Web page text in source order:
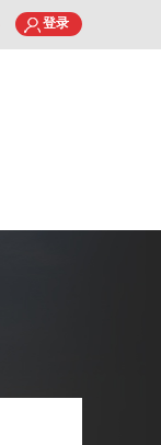
登录